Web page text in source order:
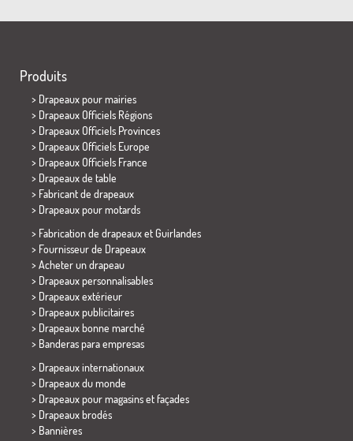
Produits
> Drapeaux pour mairies
> Drapeaux Officiels Régions
> Drapeaux Officiels Provinces
> Drapeaux Officiels Europe
> Drapeaux Officiels France
> Drapeaux de table
> Fabricant de drapeaux
> Drapeaux pour motards
> Fabrication de drapeaux et Guirlandes
> Fournisseur de Drapeaux
> Acheter un drapeau
> Drapeaux personnalisables
> Drapeaux extérieur
> Drapeaux publicitaires
> Drapeaux bonne marché
> Banderas para empresas
> Drapeaux internationaux
> Drapeaux du monde
> Drapeaux pour magasins et façades
> Drapeaux brodés
> Bannières